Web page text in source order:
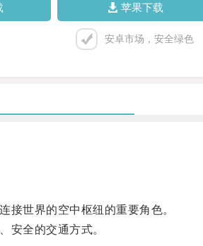
苹果下载
安卓市场，安全绿色
世界的空中枢纽的重要角色。
全的交通方式。